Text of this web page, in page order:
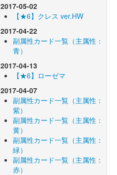
2017-05-02
【★6】クレス ver.HW
2017-04-22
副属性カード一覧（主属性：
青）
2017-04-13
【★6】ローゼマ
2017-04-07
副属性カード一覧（主属性：
紫）
副属性カード一覧（主属性：
黄）
副属性カード一覧（主属性：
緑）
副属性カード一覧（主属性：
赤）